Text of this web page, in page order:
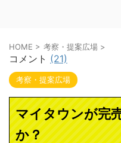
HOME > 考察・提案広場 >
コメント (21)
考察・提案広場
マイタウンが完
か？